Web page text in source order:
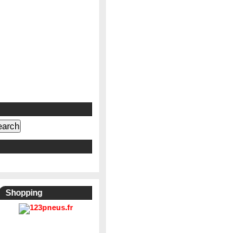
Shopping